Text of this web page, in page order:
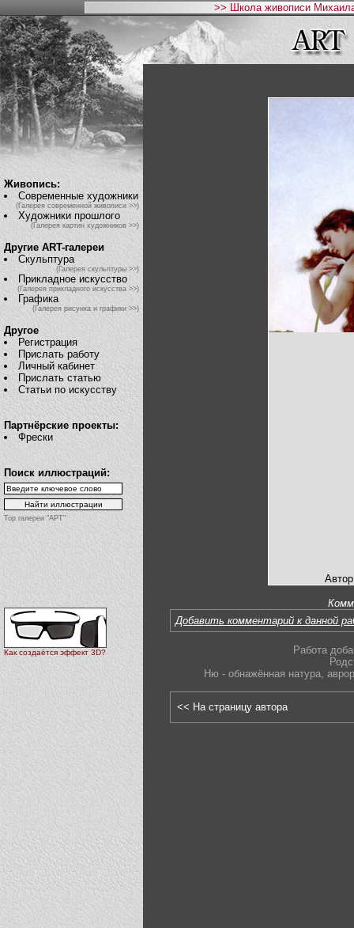
>> Школа живописи
Живопись:
Современные художники
(Галерея современной живописи >>)
Художники прошлого
(Галерея картин художников >>)
Другие ART-галереи
Скульптура
(Галерея скульптуры >>)
Прикладное искусство
(Галерея прикладного искусства >>)
Графика
(Галерея рисунка и графики >>)
Другое
Регистрация
Прислать работу
Личный кабинет
Прислать статью
Статьи по искусству
Партнёрские проекты:
Фрески
Поиск иллюстраций:
Top галереи "АРТ"
Как создаётся эффект 3D?
Добавить комментарий к данной
Работа
Ню - обнажённая натура,
<< На страницу автора